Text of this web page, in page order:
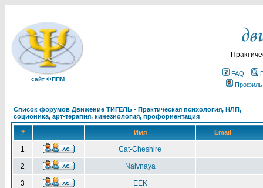
сайт ФППМ
FAQ
Профиль
Список форумов Движение ТИГЕЛЬ - Практическая психология, НЛП,
соционика, арт-терапия, кинезиология, профориентация
# Имя Email
1 Cat-Cheshire
2 Naivnaya
3 EEK